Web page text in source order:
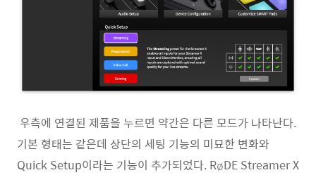
우측에 연결된 제품을 누르면 약간은 다른 모드가 나타난다.
기본 형태는 같은데 상단의 세팅 기능의 미묘한 변화와
Quick Setup이라는 기능이 추가되었다. RøDE Streamer X